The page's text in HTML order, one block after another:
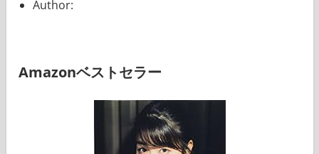
Author:
Amazonベストセラー